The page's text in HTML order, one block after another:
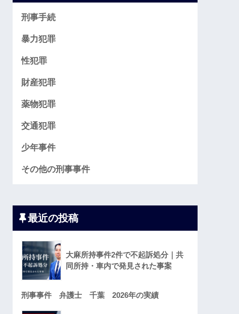
刑事手続
暴力犯罪
性犯罪
財産犯罪
薬物犯罪
交通犯罪
少年事件
その他の刑事事件
最近の投稿
大麻所持事件2件で不起訴処分｜共
同所持・車内で発見された事案
刑事事件 弁護士 千葉 2026年の実績